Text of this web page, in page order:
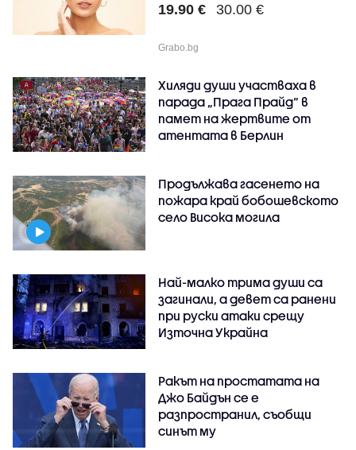
19.90 € 30.00 €
Grabo.bg
Хиляди души участваха в
парада „Прага Прайд“ в
памет на жертвите от
атентата в Берлин
Продължава гасенето на
пожара край бобошевското
село Висока могила
Най-малко трима души са
загинали, а девет са ранени
при руски атаки срещу
Източна Украйна
Ракът на простатата на
Джо Байдън се е
разпространил, съобщи
синът му